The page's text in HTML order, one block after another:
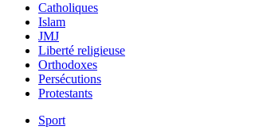
Catholiques
Islam
JMJ
Liberté religieuse
Orthodoxes
Persécutions
Protestants
Sport